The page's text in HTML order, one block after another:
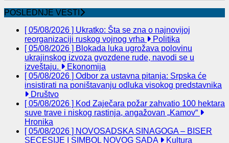
POSLEDNJE VESTI
[ 05/08/2026 ] Ukratko: Šta se zna o najnovijoj
reorganizaciji ruskog vojnog vrha
Politika
[ 05/08/2026 ] Blokada luka ugrožava polovinu
ukrajinskog izvoza gvozdene rude, navodi se u
izveštaju.
Ekonomija
[ 05/08/2026 ] Odbor za ustavna pitanja: Srpska će
insistirati na poništavanju odluka visokog predstavnika
Društvo
[ 05/08/2026 ] Kod Zaječara požar zahvatio 100 hektara
suve trave i niskog rastinja, angažovan „Kamov“
Hronika
[ 05/08/2026 ] NOVOSADSKA SINAGOGA – BISER
SECESIJE I SIMBOL NOVOG SADA
Kultura